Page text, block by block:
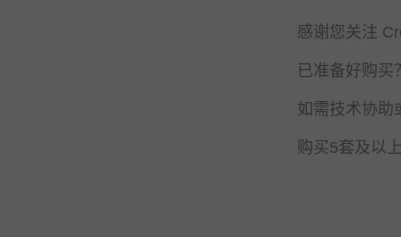
感谢您关注
已准备好购买
如需技术协助
购买5套及以